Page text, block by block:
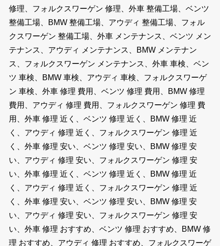
修理、フォルクスワーゲン 修理、外車 整備工場、ベンツ
整備工場、BMW 整備工場、アウディ 整備工場、フォル
クスワーゲン 整備工場、外車 メンテナンス、ベンツ メン
テナンス、アウディ メンテナンス、BMW メンテナン
ス、フォルクスワーゲン メンテナンス、外車 車検、ベン
ツ 車検、BMW 車検、アウディ 車検、フォルクスワーゲ
ン 車検、外車 修理 費用、ベンツ 修理 費用、BMW 修理
費用、アウディ 修理 費用、フォルクスワーゲン 修理 費
用、外車 修理 近く、ベンツ 修理 近く、BMW 修理 近
く、アウディ 修理 近く、フォルクスワーゲン 修理 近
く、外車 修理 安い、ベンツ 修理 安い、BMW 修理 安
い、アウディ 修理 安い、フォルクスワーゲン 修理 安
い、外車 修理 近く、ベンツ 修理 近く、BMW 修理 近
く、アウディ 修理 近く、フォルクスワーゲン 修理 近
く、外車 修理 安い、ベンツ 修理 安い、BMW 修理 安
い、アウディ 修理 安い、フォルクスワーゲン 修理 安
い、外車 修理 おすすめ、ベンツ 修理 おすすめ、BMW 修
理 おすすめ、アウディ 修理 おすすめ、フォルクスワーゲ